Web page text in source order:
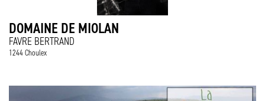
DOMAINE DE MIOLAN
FAVRE BERTRAND
1244 Choulex